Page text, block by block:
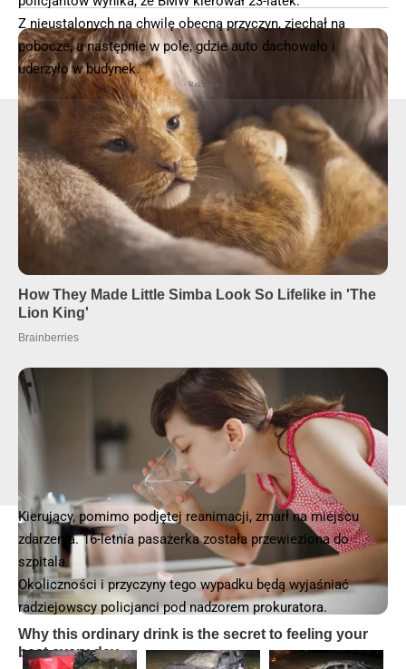
Z nieustalonych na chwilę obecną przyczyn, zjechał na
pobocze, a następnie w pole, gdzie auto dachowało i
uderzyło w budynek.
- Reklama -
Kierujący, pomimo podjętej reanimacji, zmarł na miejscu
zdarzenia. 16-letnia pasażerka została przewieziona do
szpitala.
Okoliczności i przyczyny tego wypadku będą wyjaśniać
radziejowscy policjanci pod nadzorem prokuratora.